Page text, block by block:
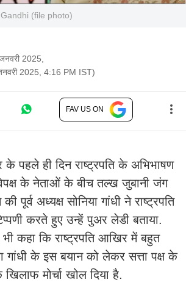
(file photo)
2025,
2025, 4:16 PM IST)
FAV US ON
पहले ही दिन राष्ट्रपति के अभिभाषण
के नेताओं के बीच तल्ख जुबानी जंग
पूर्व अध्यक्ष सोनिया गांधी ने राष्ट्रपति
करते हुए उन्हें पुअर लेडी बताया.
भी कहा कि राष्ट्रपति आखिर में बहुत
गांधी के इस बयान को लेकर सत्ता पक्ष के
मोर्चा खोल दिया है.